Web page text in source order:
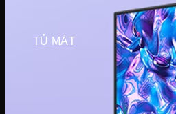
Tủ đông Hòa Phát
TỦ MÁT
Tủ mát Hòa Phát
Tủ mát Alaska
Tủ mát Sanaky
Tủ mát Darling